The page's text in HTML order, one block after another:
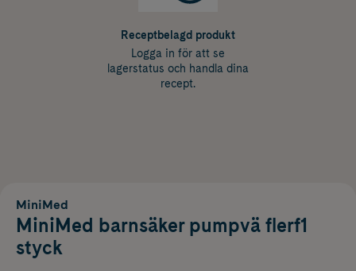
Receptbelagd produkt
Logga in för att se
lagerstatus och handla dina
recept.
MiniMed
MiniMed barnsäker pumpvä flerf1
styck